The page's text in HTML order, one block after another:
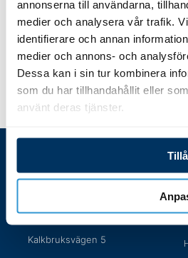
annonserna till användarna,
medier och analysera vår trafik.
identifierare och annan
medier och annons- och
Dessa kan i sin tur kombinera
som du har tillhandahållit eller
använt deras tjänster.
Lägg till i varukorg
AB
Kalkbruksvägen 5